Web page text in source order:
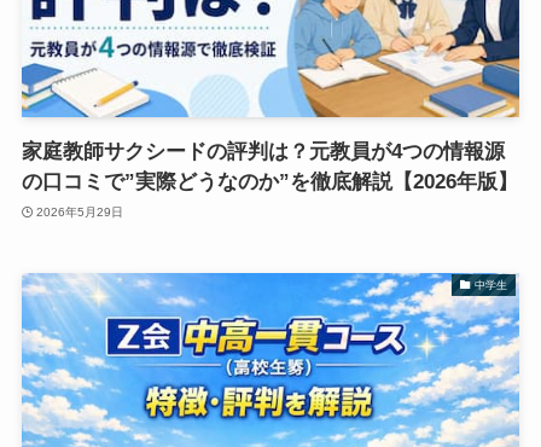
家庭教師サクシードの評判は？元教員が4つの情報源
の口コミで”実際どうなのか”を徹底解説【2026年版】
2026年5月29日
中学生